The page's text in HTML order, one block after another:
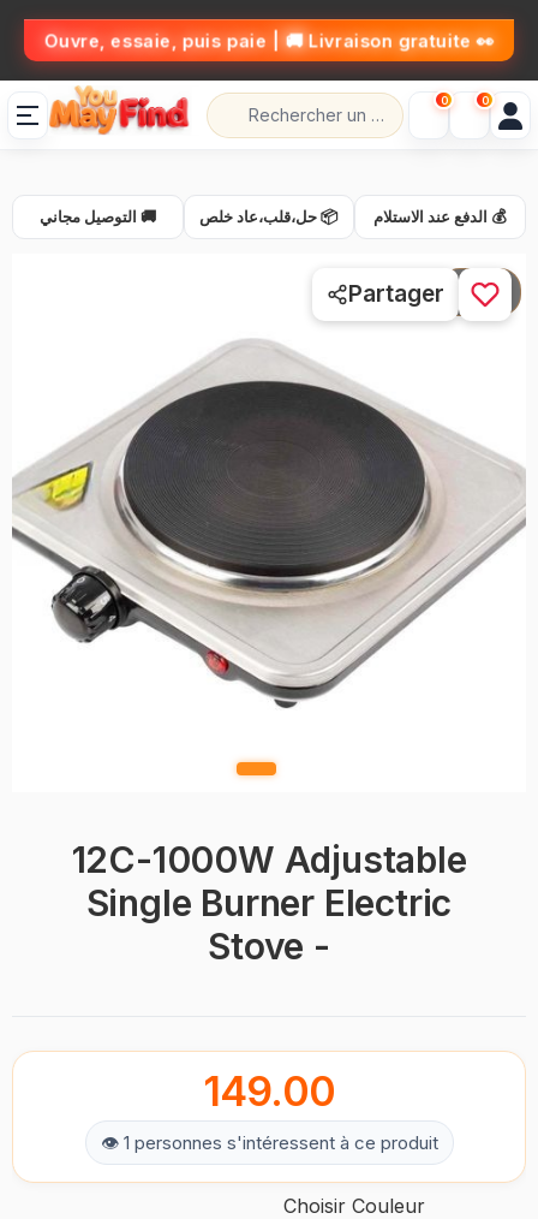
👀 Ouvre, essaie, puis paie | 🚚 Livraison gratuite
12C-1000W Adjustable
Single Burner Electric
Stove -
🚚 التوصيل مجاني 📦 حل،قلب،عاد خلص 💰 الدفع عند الاستلام
1 / 3
Partager
149.00
👁 1 personnes s'intéressent à ce produit
Choisir Couleur
0 0